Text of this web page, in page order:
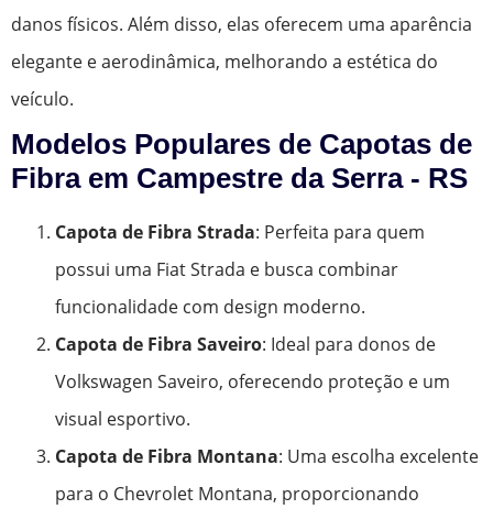
danos físicos. Além disso, elas oferecem uma aparência
elegante e aerodinâmica, melhorando a estética do
veículo.
Modelos Populares de Capotas de
Fibra em Campestre da Serra - RS
Capota de Fibra Strada: Perfeita para quem
possui uma Fiat Strada e busca combinar
funcionalidade com design moderno.
Capota de Fibra Saveiro: Ideal para donos de
Volkswagen Saveiro, oferecendo proteção e um
visual esportivo.
Capota de Fibra Montana: Uma escolha excelente
para o Chevrolet Montana, proporcionando